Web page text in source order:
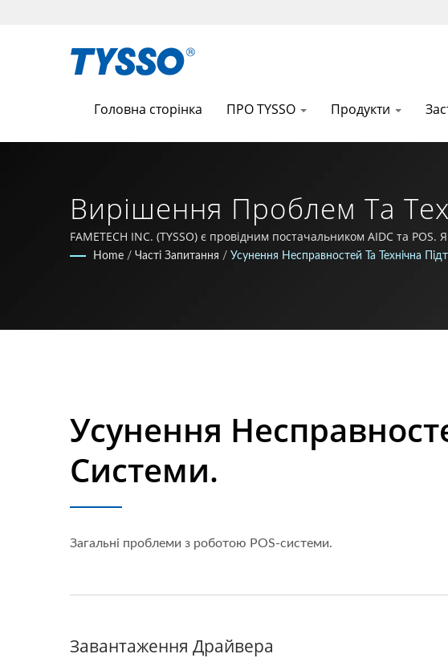
Головна сторінка ПРО TYSSO Продукти
Вирішення Проблем Та
Всеукраїнський
Автоідентифікації |
FAMETECH INC. (TYSSO) є провідним постачальником AIDC та
дослідного фонду, і вся команда прагне залишатися на передовій в
Home / Часті Запитання / Усунення Несправностей Та Технічна
Усунення
Системи.
Загальні проблеми з роботою POS-системи.
Завантаження Драйвера